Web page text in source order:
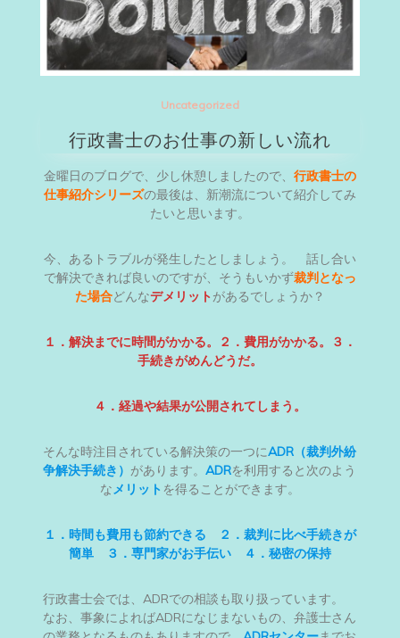
Uncategorized
行政書士のお仕事の新しい流れ
金曜日のブログで、少し休憩しましたので、 行政書士の
仕事紹介シリーズの最後は、新潮流について紹介してみ
たいと思います。
今、あるトラブルが発生したとしましょう。 話し合い
で解決できれば良いのですが、そうもいかず裁判となっ
た場合どんなデメリットがあるでしょうか？
１．解決までに時間がかかる。２．費用がかかる。３．
手続きがめんどうだ。
４．経過や結果が公開されてしまう。
そんな時注目されている解決策の一つにADR（裁判外紛
争解決手続き） があります。ADRを利用すると次のよう
なメリット を得ることができます。
１．時間も費用も節約できる ２．裁判に比べ手続きが
簡単 ３．専門家がお手伝い ４．秘密の保持
行政書士会では、ADRでの相談も取り扱っています。
なお、事象によればADRになじまないもの、弁護士さん